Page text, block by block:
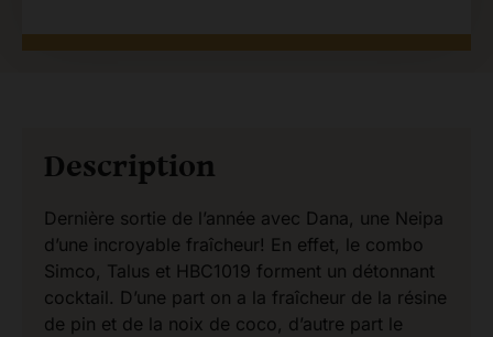
Description
Dernière sortie de l’année avec Dana, une Neipa
d’une incroyable fraîcheur! En effet, le combo
Simco, Talus et HBC1019 forment un détonnant
cocktail. D’une part on a la fraîcheur de la résine
de pin et de la noix de coco, d’autre part le